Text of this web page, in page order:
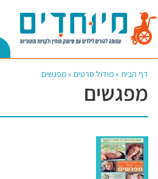
דף הבית »מודול סרטים »מפגשים
מפגשים